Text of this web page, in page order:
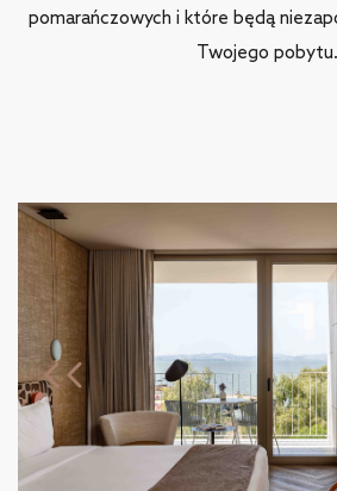
pomarańczowych i które będą
Twojego pobytu.